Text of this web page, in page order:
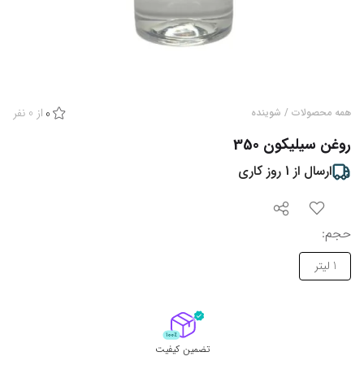
همه محصولات / شوینده 0 از 0 نفر
روغن سیلیکون 350
ارسال از 1 روز کاری
حجم:
1 لیتر
تضمین کیفیت